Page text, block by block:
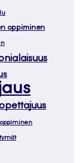
oppiminen
oppiminen